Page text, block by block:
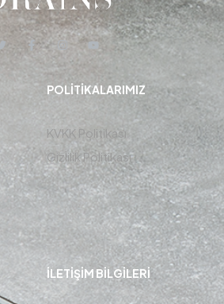
POLITIKALARIMIZ
KVKK Politikası
Gizlilik Politikası
İLETIŞIM BİLGİLERİ